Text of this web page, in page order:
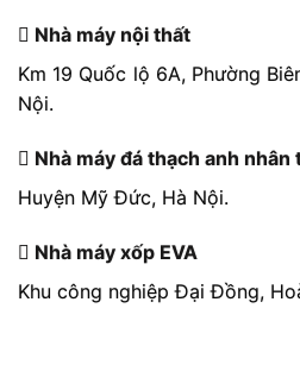
Nhà máy nội thất
Km 19 Quốc lộ 6A, Phường
Nội.
Nhà máy đá thạch anh nhân
Huyện Mỹ Đức, Hà Nội.
Nhà máy xốp EVA
Khu công nghiệp Đại Đồng,